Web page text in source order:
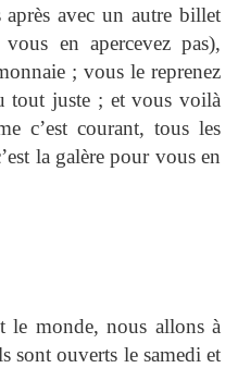
avec un autre billet
en apercevez pas),
; vous le reprenez
tout juste ; et vous voilà
c’est courant, tous les
la galère pour vous en
le monde, nous allons à
sont ouverts le samedi et